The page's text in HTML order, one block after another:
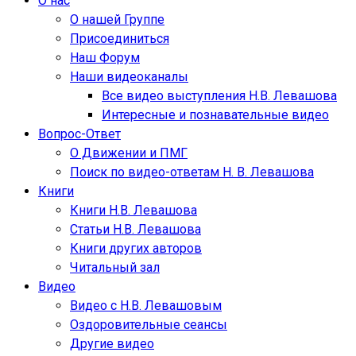
О нашей Группе
Присоединиться
Наш Форум
Наши видеоканалы
Все видео выступления Н.В. Левашова
Интересные и познавательные видео
Вопрос-Ответ
О Движении и ПМГ
Поиск по видео-ответам Н. В. Левашова
Книги
Книги Н.В. Левашова
Статьи Н.В. Левашова
Книги других авторов
Читальный зал
Видео
Видео с Н.В. Левашовым
Оздоровительные сеансы
Другие видео